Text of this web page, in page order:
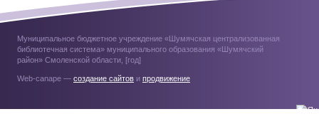
Муниципальное бюджетное учреждение «Шумячская централизованная
библиотечная система» муниципального образования «Шумячский
район» Смоленской области, [год]
Web-canape — создание сайтов и продвижение